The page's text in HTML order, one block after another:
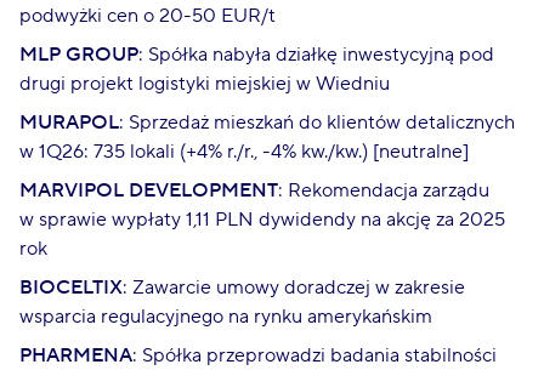
podwyżki cen o 20-50 EUR/t
MLP GROUP: Spółka nabyła działkę inwestycyjną pod
drugi projekt logistyki miejskiej w Wiedniu
MURAPOL: Sprzedaż mieszkań do klientów detalicznych
w 1Q26: 735 lokali (+4% r./r., -4% kw./kw.) [neutralne]
MARVIPOL DEVELOPMENT: Rekomendacja zarządu
w sprawie wypłaty 1,11 PLN dywidendy na akcję za 2025
rok
BIOCELTIX: Zawarcie umowy doradczej w zakresie
wsparcia regulacyjnego na rynku amerykańskim
PHARMENA: Spółka przeprowadzi badania stabilności